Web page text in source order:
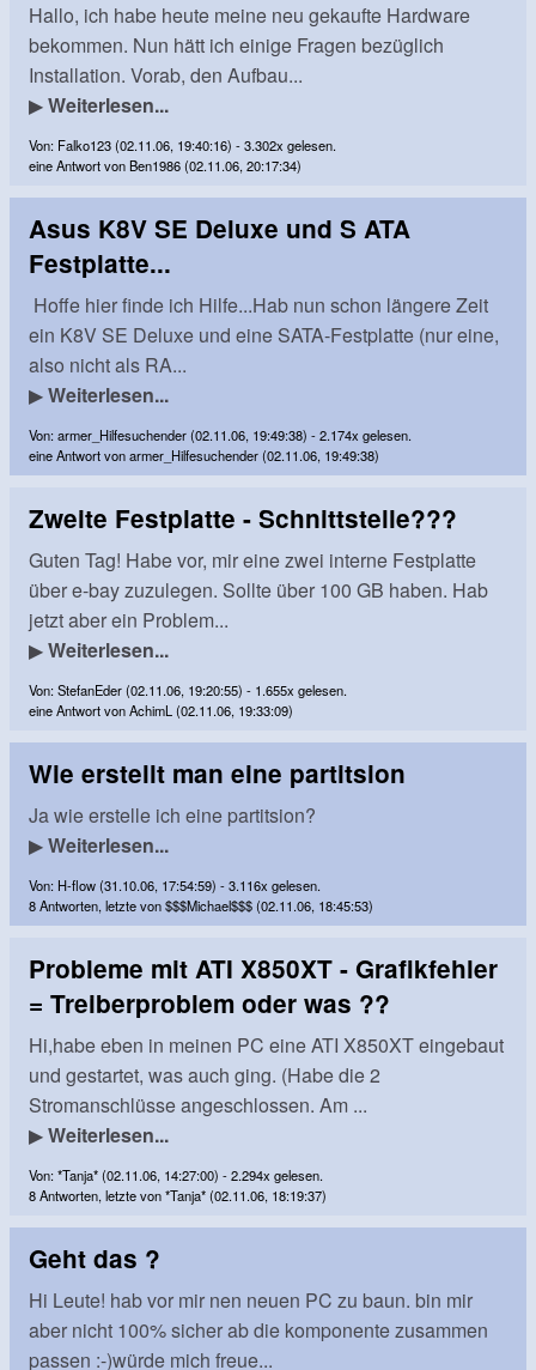
Hallo, ich habe heute meine neu gekaufte Hardware
bekommen. Nun hätt ich einige Fragen bezüglich
Installation. Vorab, den Aufbau...
▶Weiterlesen...
Von: Falko123 (02.11.06, 19:40:16) - 3.302x gelesen.
eine Antwort von Ben1986 (02.11.06, 20:17:34)
Asus K8V SE Deluxe und S ATA
Festplatte...
Hoffe hier finde ich Hilfe...Hab nun schon längere Zeit
ein K8V SE Deluxe und eine SATA-Festplatte (nur eine,
also nicht als RA...
▶Weiterlesen...
Von: armer_Hilfesuchender (02.11.06, 19:49:38) - 2.174x gelesen.
eine Antwort von armer_Hilfesuchender (02.11.06, 19:49:38)
Zweite Festplatte - Schnittstelle???
Guten Tag! Habe vor, mir eine zwei interne Festplatte
über e-bay zuzulegen. Sollte über 100 GB haben. Hab
jetzt aber ein Problem...
▶Weiterlesen...
Von: StefanEder (02.11.06, 19:20:55) - 1.655x gelesen.
eine Antwort von AchimL (02.11.06, 19:33:09)
Wie erstellt man eine partitsion
Ja wie erstelle ich eine partitsion?
▶Weiterlesen...
Von: H-flow (31.10.06, 17:54:59) - 3.116x gelesen.
8 Antworten, letzte von $$$Michael$$$ (02.11.06, 18:45:53)
Probleme mit ATI X850XT - Grafikfehler
= Treiberproblem oder was ??
Hi,habe eben in meinen PC eine ATI X850XT eingebaut
und gestartet, was auch ging. (Habe die 2
Stromanschlüsse angeschlossen. Am ...
▶Weiterlesen...
Von: *Tanja* (02.11.06, 14:27:00) - 2.294x gelesen.
8 Antworten, letzte von *Tanja* (02.11.06, 18:19:37)
Geht das ?
Hi Leute! hab vor mir nen neuen PC zu baun. bin mir
aber nicht 100% sicher ab die komponente zusammen
passen :-)würde mich freue...